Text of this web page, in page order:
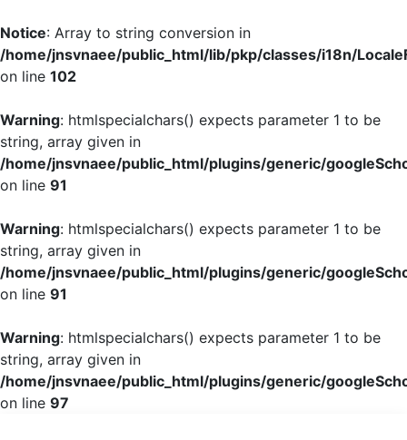
Notice: Array to string conversion in
/home/jnsvnaee/public_html/lib/pkp/classes/i18n/
on line 102
Warning: htmlspecialchars() expects parameter 1 to be
string, array given in
/home/jnsvnaee/public_html/plugins/generic/
on line 91
Warning: htmlspecialchars() expects parameter 1 to be
string, array given in
/home/jnsvnaee/public_html/plugins/generic/
on line 91
Warning: htmlspecialchars() expects parameter 1 to be
string, array given in
/home/jnsvnaee/public_html/plugins/generic/
on line 97